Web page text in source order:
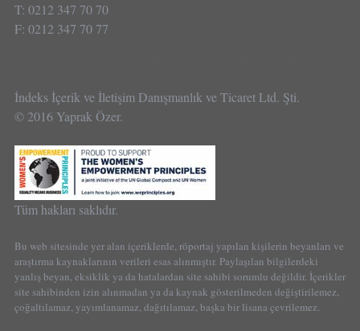
T: 0212 347 70 70
F: 0212 347 70 77
İndeks İçerik ve İletişim Danışmanlık ve Ticaret Ltd. Şti.
© 2016 Yaprak Özer.
Tüm hakları saklıdır.
Bu web sitesinde yer alan içeriklerde, röportaj yapılan kişilerin beyanları ve
araştırma kaynaklarının verileri esas alınmıştır. Paylaşılan bilgilerdeki
yanlış beyan, eksiklik ya da hatalardan site sahibi sorumlu değildir. İçerikler
site sahibinden izin alınmadan ya da kaynak gösterilmeden değiştirilemez,
çoğaltılamaz, yayımlanamaz, dağıtılamaz, başka bir lisana çevrilemez.